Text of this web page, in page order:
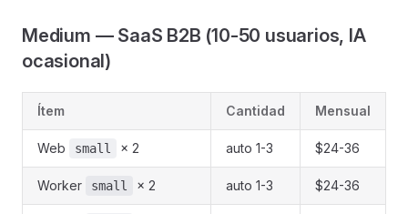
Medium — SaaS B2B (10-50 usuarios, IA
ocasional)
Ítem Cantidad Mensual
Web small × 2 auto 1-3 $24-36
Worker small × 2 auto 1-3 $24-36